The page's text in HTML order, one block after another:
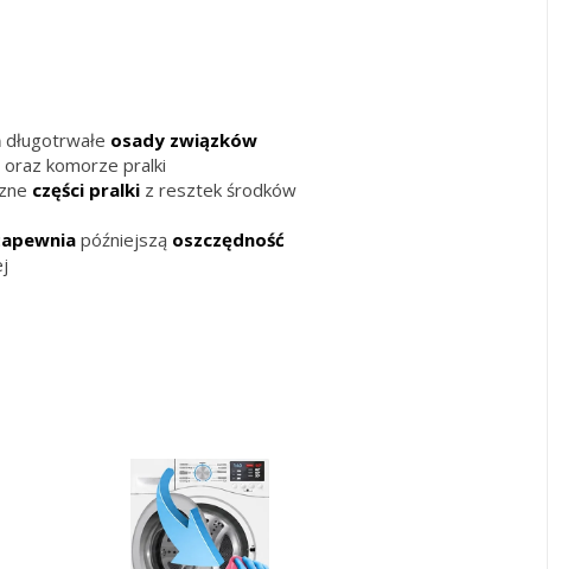
długotrwałe osady związków
komorze pralki
części pralki z resztek środków
późniejszą oszczędność